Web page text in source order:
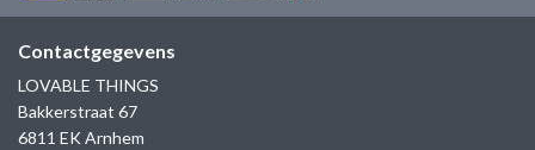
Contactgegevens
LOVABLE THINGS
Bakkerstraat 67
6811 EK Arnhem